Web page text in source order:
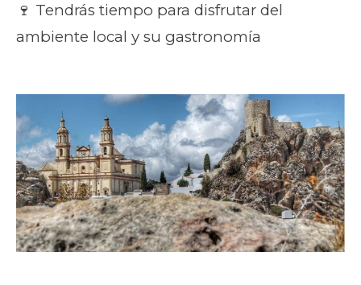
🍷 Tendrás tiempo para disfrutar del
ambiente local y su gastronomía